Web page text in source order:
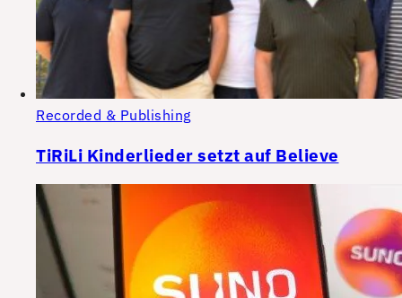
Recorded & Publishing
TiRiLi Kinderlieder setzt auf Believe